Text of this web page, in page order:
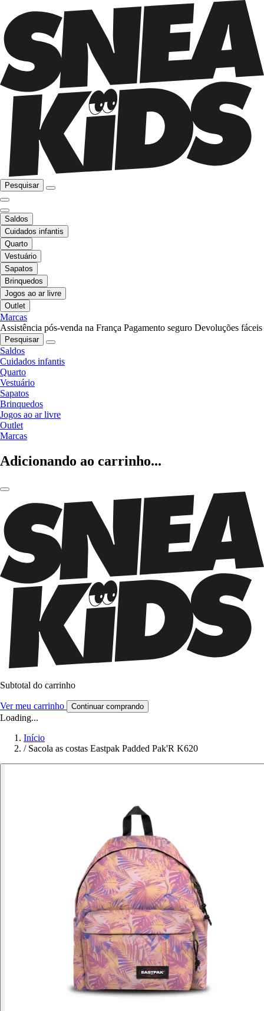
Pesquisar
Saldos
Cuidados infantis
Quarto
Vestuário
Sapatos
Brinquedos
Jogos ao ar livre
Outlet
Marcas
Assistência pós-venda na França Pagamento seguro Devoluções fáceis
Pesquisar
Saldos
Cuidados infantis
Quarto
Vestuário
Sapatos
Brinquedos
Jogos ao ar livre
Outlet
Marcas
Adicionando ao carrinho...
Subtotal do carrinho
Ver meu carrinho Continuar comprando
Loading...
Início
/ Sacola as costas Eastpak Padded Pak'R K620